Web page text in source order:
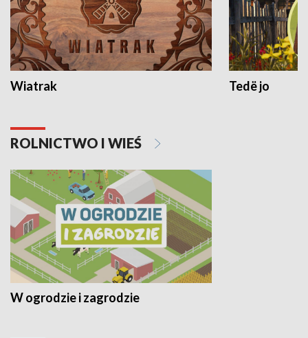
Wiatrak Tedë jo
ROLNICTWO I WIEŚ
W ogrodzie i zagrodzie